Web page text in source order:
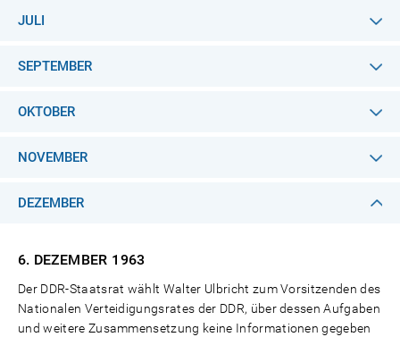
JULI
SEPTEMBER
OKTOBER
NOVEMBER
DEZEMBER
6. DEZEMBER 1963
Der DDR-Staatsrat wählt Walter Ulbricht zum Vorsitzenden des
Nationalen Verteidigungsrates der DDR, über dessen Aufgaben
und weitere Zusammensetzung keine Informationen gegeben